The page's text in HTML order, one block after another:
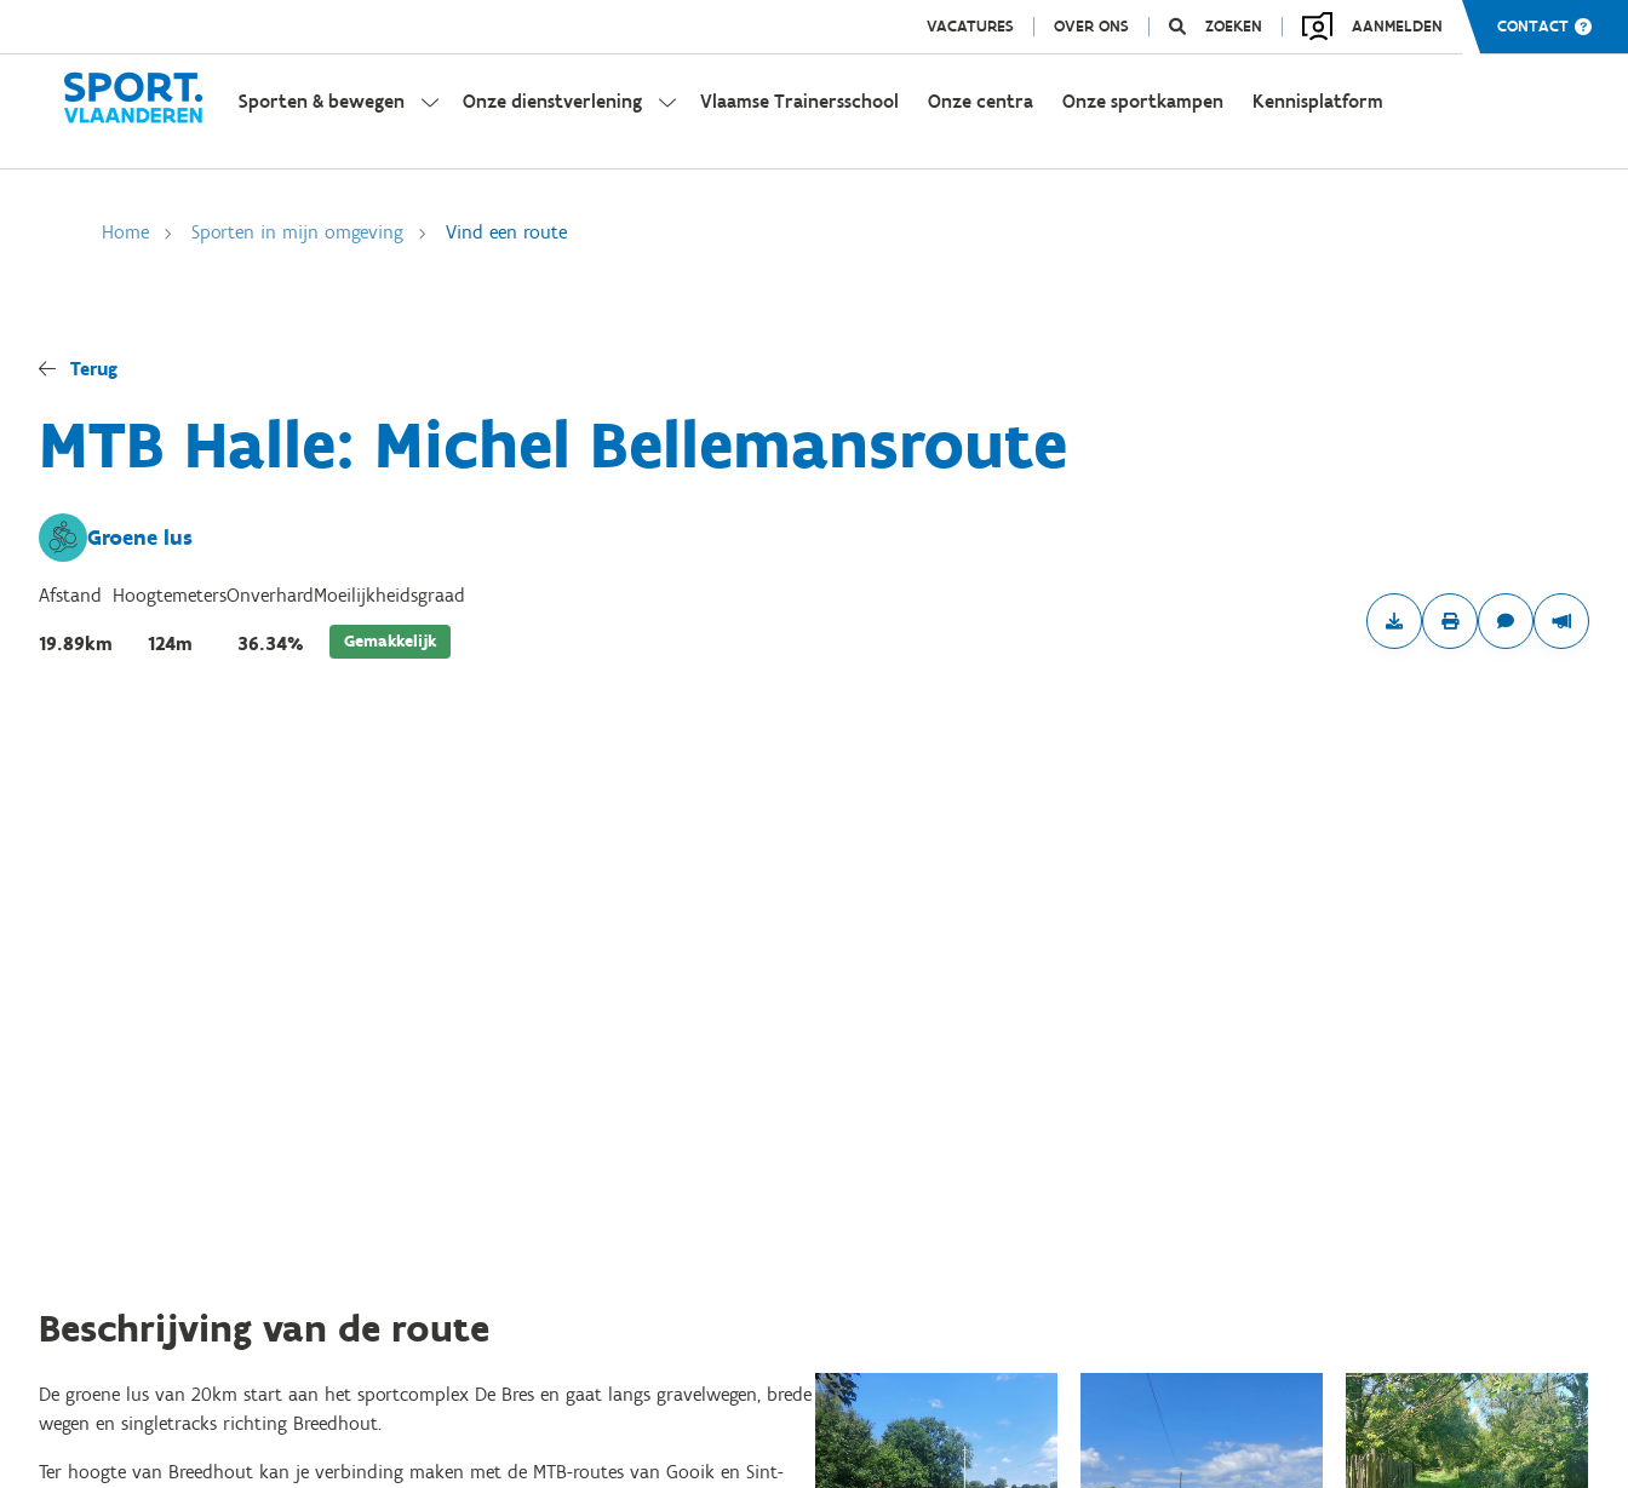
VACATURES OVER ONS ZOEKEN AANMELDEN CONTACT
Sporten & bewegen Onze dienstverlening Vlaamse Trainersschool Onze centra Onze sportkampen Kennisplatform
Home Sporten in mijn omgeving Vind een route
Terug
MTB Halle: Michel Bellemansroute
Groene lus
Afstand
19.89km
Hoogtemeters
124m
Onverhard
36.34%
Moeilijkheidsgraad
Gemakkelijk
Beschrijving van de route
De groene lus van 20km start aan het sportcomplex De Bres en gaat langs gravelwegen, brede
wegen en singletracks richting Breedhout.
Ter hoogte van Breedhout kan je verbinding maken met de MTB-routes van Gooik en Sint-